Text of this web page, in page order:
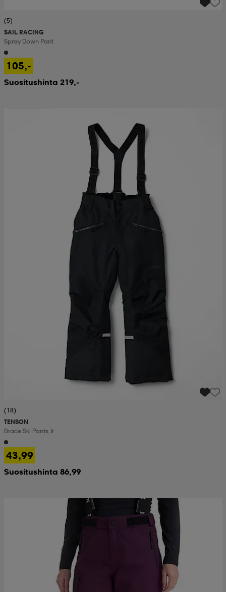
(5)
SAIL RACING
Spray Down Pant
105,-
Suositushinta 219,-
(18)
TENSON
Brace Ski Pants Jr
43,99
Suositushinta 86,99